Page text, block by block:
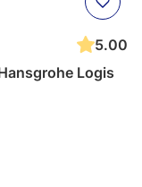
5.00